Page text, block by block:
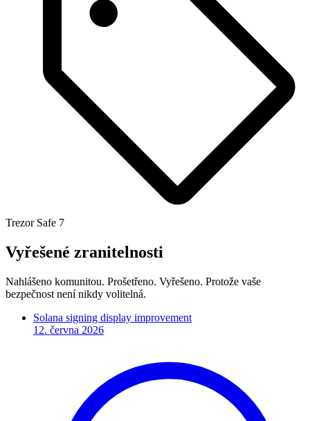
Trezor Safe 7
Vyřešené zranitelnosti
Nahlášeno komunitou. Prošetřeno. Vyřešeno. Protože vaše
bezpečnost není nikdy volitelná.
Solana signing display improvement
12. června 2026